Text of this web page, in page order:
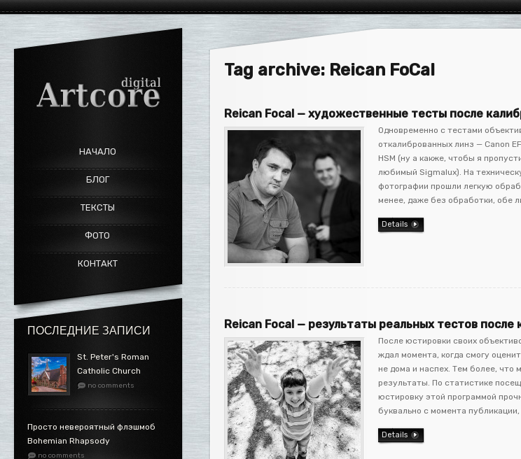
НАЧАЛО
БЛОГ
ТЕКСТЫ
ФОТО
КОНТАКТ
ПОСЛЕДНИЕ ЗАПИСИ
St. Peter's Roman
Catholic Church
no comments
Просто невероятный флэшмоб
Bohemian Rhapsody
no comments
Tag archive: Reican FoCal
Reican Focal — художественные тесты после
Одновременно с тестами
откалиброванных линз — Canon
HSM (ну а какже, чтобы я
любимый Sigmalux). На
фотографии прошли легкую
менее, даже без обработки, обе
Details
Reican Focal — результаты реальных тестов после
После юстировки своих
ждал момента, когда смогу
не дома и наспех. Тем более, что
результаты. По статистике
юстировку этой программой
буквально с момента
Details